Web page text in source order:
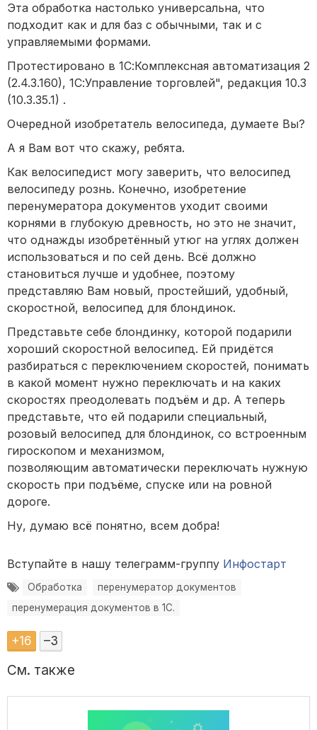
Эта обработка настолько универсальна, что
подходит как и для баз с обычными, так и с
управляемыми формами.
Протестировано в 1С:Комплексная автоматизация 2
(2.4.3.160), 1С:Управление торговлей", редакция 10.3
(10.3.35.1) .
Очередной изобретатель велосипеда, думаете Вы?
А я Вам вот что скажу, ребята.
Как велосипедист могу заверить, что велосипед
велосипеду рознь. Конечно, изобретение
перенумератора документов уходит своими
корнями в глубокую древность, но это не значит,
что однажды изобретённый утюг на углях должен
использоваться и по сей день. Всё должно
становиться лучше и удобнее, поэтому
представляю Вам новый, простейший, удобный,
скоростной, велосипед для блондинок.
Представьте себе блондинку, которой подарили
хороший скоростной велосипед. Ей придётся
разбираться с переключением скоростей, понимать
в какой момент нужно переключать и на каких
скоростях преодолевать подъём и др. А теперь
представьте, что ей подарили специальный,
розовый велосипед для блондинок, со встроенным
гироскопом и механизмом,
позволяющим автоматически переключать нужную
скорость при подъёме, спуске или на ровной
дороге.
Ну, думаю всё понятно, всем добра!
Вступайте в нашу телеграмм-группу Инфостарт
Обработка
перенумератор документов
перенумерация документов в 1С.
+16 –3
См. также